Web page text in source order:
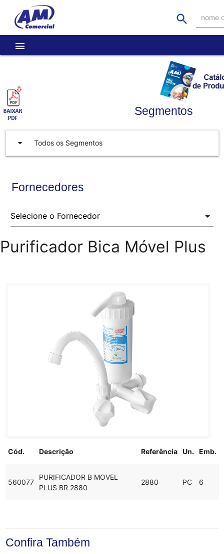
search nome
menu
Segmentos
arrow_drop_down Todos os Segmentos
Fornecedores
Purificador Bica Móvel Plus
Cód. Descrição Referência Un. Emb.
560077
PURIFICADOR B MOVEL
PLUS BR 2880
2880 PC 6
Confira Também